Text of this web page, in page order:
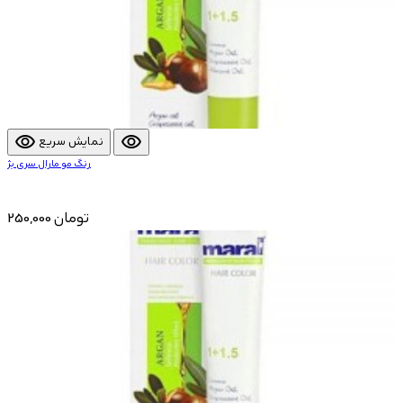
visibility نمایش سریع visibility
رنگ مو مارال سری بژ
250,000 تومان